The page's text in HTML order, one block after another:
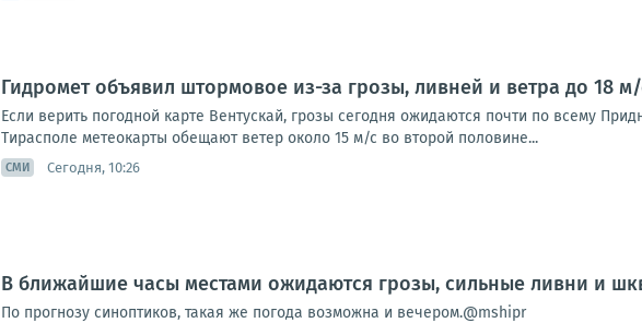
Гидромет объявил штормовое из-за грозы, ливней и ветра до 18
Если верить погодной карте Вентускай, грозы сегодня ожидаются почти по всему
Тирасполе метеокарты обещают ветер около 15 м/с во второй половине...
СМИ Сегодня, 10:26
В ближайшие часы местами ожидаются грозы, сильные ливни и
По прогнозу синоптиков, такая же погода возможна и вечером.@mshipr